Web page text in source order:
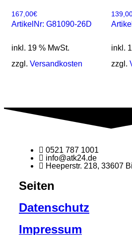
167,00€
ArtikelNr: G81090-26D
inkl. 19 % MwSt.
zzgl. Versandkosten
inkl.
zzgl.
0521 787 1001
info@atk24.de
Heeperstr. 218, 33607
Seiten
Datenschutz
Impressum